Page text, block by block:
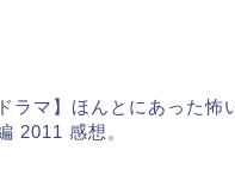
ドラマ】ほんとにあった怖
2011 感想。